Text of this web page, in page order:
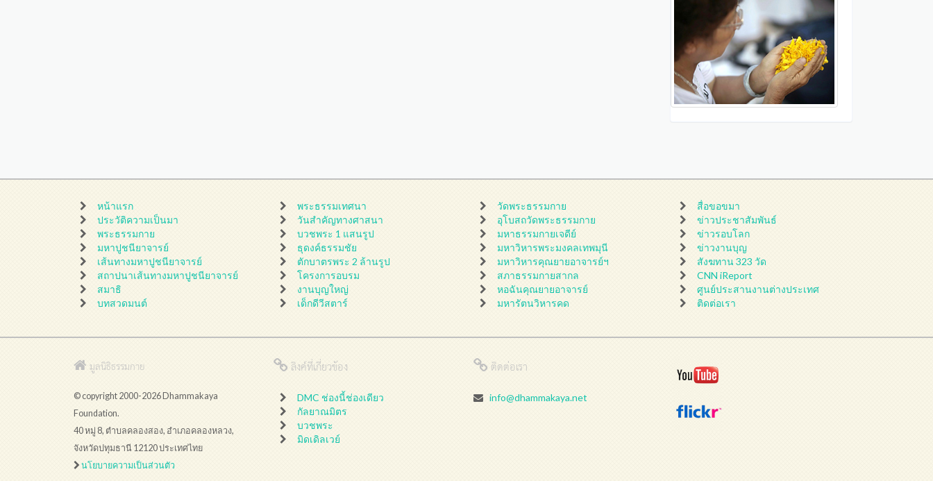
หน้าแรก
ประวัติความเป็นมา
พระธรรมกาย
มหาปูชนียาจารย์
เส้นทางมหาปูชนียาจารย์
สถาปนาเส้นทางมหาปูชนียาจารย์
สมาธิ
บทสวดมนต์
พระธรรมเทศนา
วันสำคัญทางศาสนา
บวชพระ 1 แสนรูป
ธุดงค์ธรรมชัย
ตักบาตรพระ 2 ล้านรูป
โครงการอบรม
งานบุญใหญ่
เด็กดีวีสตาร์
วัดพระธรรมกาย
อุโบสถวัดพระธรรมกาย
มหาธรรมกายเจดีย์
มหาวิหารพระมงคลเทพมุนี
มหาวิหารคุณยายอาจารย์ฯ
สภาธรรมกายสากล
หอฉันคุณยายอาจารย์
มหารัตนวิหารคด
สื่อขอขมา
ข่าวประชาสัมพันธ์
ข่าวรอบโลก
ข่าวงานบุญ
สังฆทาน 323 วัด
CNN iReport
ศูนย์ประสานงานต่างประเทศ
ติดต่อเรา
มูลนิธิธรรมกาย
© copyright 2000-2026 Dhammakaya
Foundation.
40 หมู่ 8, ตำบลคลองสอง, อำเภอคลองหลวง,
จังหวัดปทุมธานี 12120 ประเทศไทย
นโยบายความเป็นส่วนตัว
ลิงค์ที่เกี่ยวข้อง
DMC ช่องนี้ช่องเดียว
กัลยาณมิตร
บวชพระ
มิดเดิลเวย์
ติดต่อเรา
info@dhammakaya.net